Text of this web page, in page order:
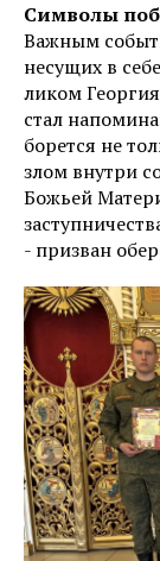
Символы
Важным
несущих в
ликом
стал
борется не
злом внутри
Божьей
- призван